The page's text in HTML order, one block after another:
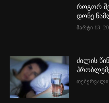
როგორ
დონე
მარტი 13,
ძილის
თებერვალი